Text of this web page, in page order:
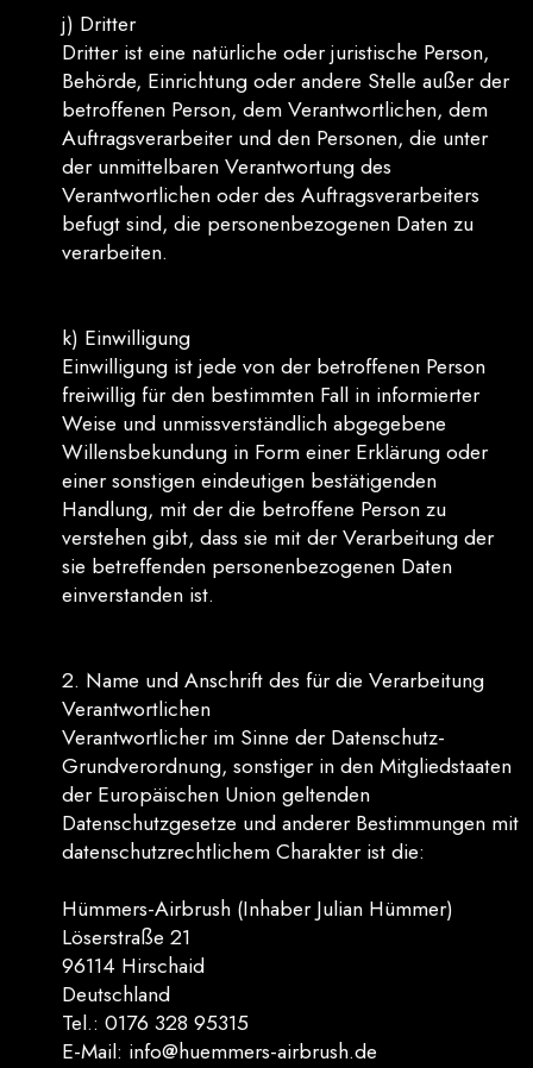
j) Dritter
Dritter ist eine natürliche oder juristische Person,
Behörde, Einrichtung oder andere Stelle außer der
betroffenen Person, dem Verantwortlichen, dem
Auftragsverarbeiter und den Personen, die unter
der unmittelbaren Verantwortung des
Verantwortlichen oder des Auftragsverarbeiters
befugt sind, die personenbezogenen Daten zu
verarbeiten.
k) Einwilligung
Einwilligung ist jede von der betroffenen Person
freiwillig für den bestimmten Fall in informierter
Weise und unmissverständlich abgegebene
Willensbekundung in Form einer Erklärung oder
einer sonstigen eindeutigen bestätigenden
Handlung, mit der die betroffene Person zu
verstehen gibt, dass sie mit der Verarbeitung der
sie betreffenden personenbezogenen Daten
einverstanden ist.
2. Name und Anschrift des für die Verarbeitung
Verantwortlichen
Verantwortlicher im Sinne der Datenschutz-
Grundverordnung, sonstiger in den Mitgliedstaaten
der Europäischen Union geltenden
Datenschutzgesetze und anderer Bestimmungen mit
datenschutzrechtlichem Charakter ist die:
Hümmers-Airbrush (Inhaber Julian Hümmer)
Löserstraße 21
96114 Hirschaid
Deutschland
Tel.: 0176 328 95315
E-Mail: info@huemmers-airbrush.de